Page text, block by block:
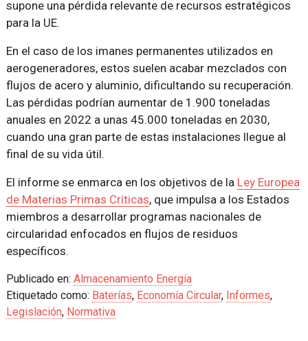
supone una pérdida relevante de recursos estratégicos
para la UE.
En el caso de los imanes permanentes utilizados en
aerogeneradores, estos suelen acabar mezclados con
flujos de acero y aluminio, dificultando su recuperación.
Las pérdidas podrían aumentar de 1.900 toneladas
anuales en 2022 a unas 45.000 toneladas en 2030,
cuando una gran parte de estas instalaciones llegue al
final de su vida útil.
El informe se enmarca en los objetivos de la Ley Europea
de Materias Primas Críticas, que impulsa a los Estados
miembros a desarrollar programas nacionales de
circularidad enfocados en flujos de residuos
específicos.
Publicado en: Almacenamiento Energía
Etiquetado como: Baterías, Economía Circular, Informes,
Legislación, Normativa